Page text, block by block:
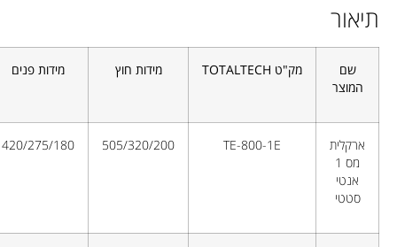
תיאור
שם
המוצר
מק"טTOTALTECH מידות חוץ מידות פנים
ארקלית
מס 1
אנטי
סטטי
TE-800-1E
505/320/200
420/275/180